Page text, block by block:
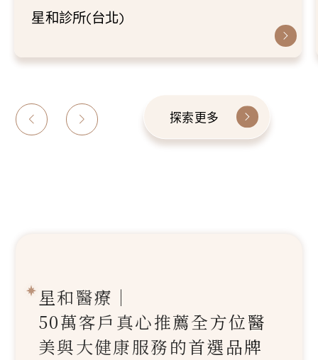
星和診所(台北)
探索更多
星和醫療｜
50萬客戶真心推薦全方位醫
美與大健康服務的首選品牌